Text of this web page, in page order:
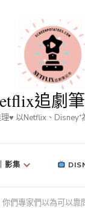
追劇
♥ 以Netflix、Disney⁺
影集
們專家們以為可以靠